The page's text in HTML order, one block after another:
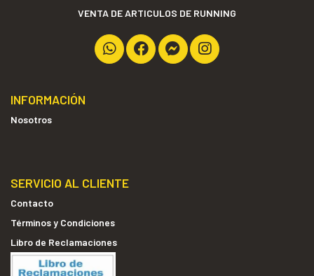
VENTA DE ARTICULOS DE RUNNING
INFORMACIÓN
Nosotros
SERVICIO AL CLIENTE
Contacto
Términos y Condiciones
Libro de Reclamaciones